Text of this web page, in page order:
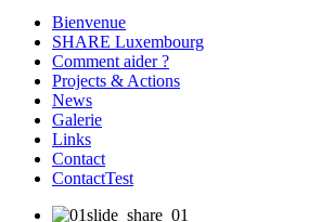
Bienvenue
SHARE Luxembourg
Comment aider ?
Projects & Actions
News
Galerie
Links
Contact
ContactTest